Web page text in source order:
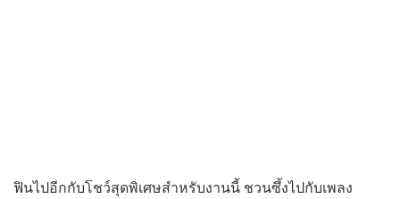
ฟินไปอีกกับโชว์สุดพิเศษสำหรับงานนี้ ชวนซึ้งไปกับเพลง